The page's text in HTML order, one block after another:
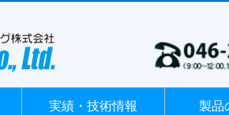
実績・技術情報 製品